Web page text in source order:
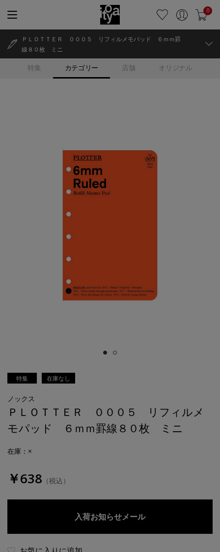
0
特集 カテゴリー 店舗 オリジナル
ＰＬＯＴＴＥＲ ０００５ リフィルメモパッド ６ｍｍ罫
線８０枚 ミニ
特集 在庫なし
ノックス
ＰＬＯＴＴＥＲ ０００５ リフィルメ
モパッド ６ｍｍ罫線８０枚 ミニ
在庫：×
￥638 （税込）